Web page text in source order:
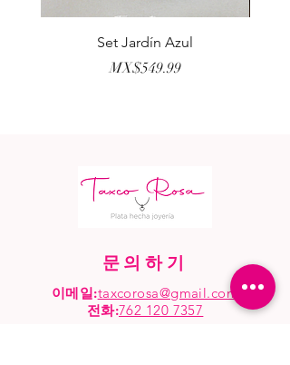
Set Jardín Azul
가격
MX$549.99
문의하기
이메일:taxcorosa@gmail.com
전화:762 120 7357